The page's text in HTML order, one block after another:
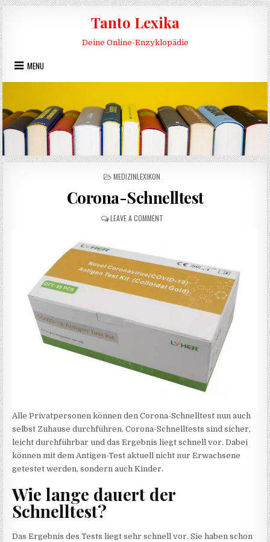
Skip to content
Tanto Lexika
Deine Online-Enzyklopädie
MENU
POSTED IN
MEDIZINLEXIKON
Corona-Schnelltest
LEAVE A COMMENTON CORONA-SCHNELLTEST
Alle Privatpersonen können den Corona-Schnelltest nun auch
selbst Zuhause durchführen. Corona-Schnelltests sind sicher,
leicht durchführbar und das Ergebnis liegt schnell vor. Dabei
können mit dem Antigen-Test aktuell nicht nur Erwachsene
getestet werden, sondern auch Kinder.
Wie lange dauert der
Schnelltest?
Das Ergebnis des Tests liegt sehr schnell vor. Sie haben schon